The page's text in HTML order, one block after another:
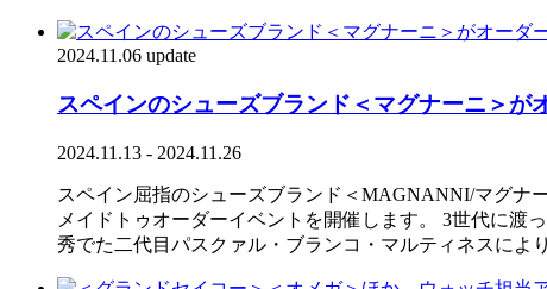
2024.11.06 update
スペインのシューズブランド＜マグナーニ＞が
2024.11.13 - 2024.11.26
スペイン屈指のシューズブランド＜MAGNANNI/マグナ
メイドトゥオーダーイベントを開催します。 3世代に渡
秀でた二代目パスクァル・ブランコ・マルティネスによ